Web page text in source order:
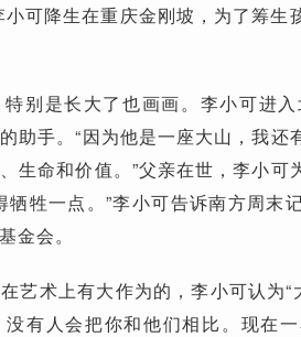
可降生在重庆金刚坡，为了筹生
别是长大了也画画。李小可进
助手。“因为他是一座大山，我
生命和价值。”父亲在世，李小
牺牲一点。”李小可告诉南方周末
金会。
艺术上有大作为的，李小可认为“
有人会把你和他们相比。现在